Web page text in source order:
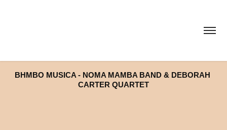
BHMBO MUSICA - NOMA MAMBA BAND & DEBORAH
CARTER QUARTET